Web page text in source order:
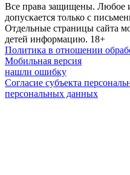
Все права защищены. Любое
допускается только с
Отдельные страницы сайта
детей информацию. 18+
Политика в отношении
Мобильная версия
нашли ошибку
Согласие субъекта
персональных данных